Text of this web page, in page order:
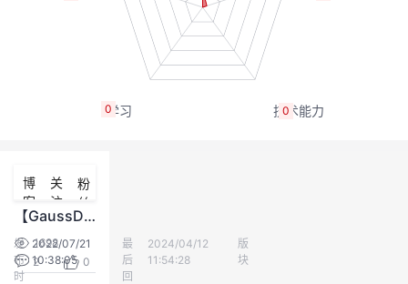
注
验
收
议
0
0
博
客
关
注
粉
丝
【GaussDB(DWS)产品资料汇总】
发
布
时
2022/07/21
10:38:05
最
后
回
ljy691
2024/04/12
11:54:28
版
块
1698
2
0